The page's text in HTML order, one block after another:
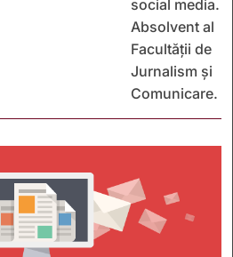
social media.
Absolvent al
Facultății de
Jurnalism și
Comunicare.